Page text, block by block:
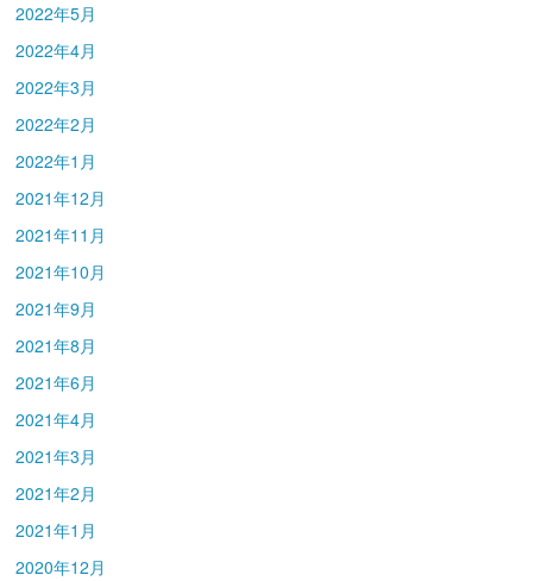
2022年5月
2022年4月
2022年3月
2022年2月
2022年1月
2021年12月
2021年11月
2021年10月
2021年9月
2021年8月
2021年6月
2021年4月
2021年3月
2021年2月
2021年1月
2020年12月